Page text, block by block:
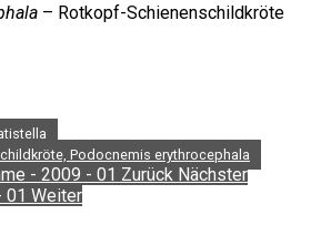
– Rotkopf-Schienenschildkröte
Podocnemis erythrocephala
- 2009 - 01 Zurück Nächster
01 Weiter